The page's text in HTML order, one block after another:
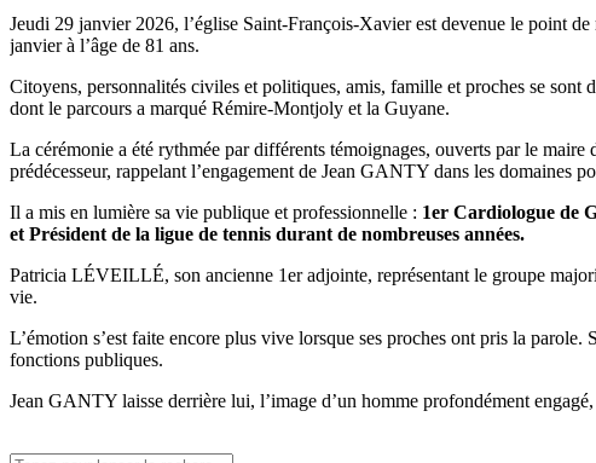
Jeudi 29 janvier 2026, l’église Saint-François-Xavier est devenue le point
janvier à l’âge de 81 ans.
Citoyens, personnalités civiles et politiques, amis, famille et proches se sont
dont le parcours a marqué Rémire-Montjoly et la Guyane.
La cérémonie a été rythmée par différents témoignages, ouverts par le
prédécesseur, rappelant l’engagement de Jean GANTY dans les domaines
Il a mis en lumière sa vie publique et professionnelle : 1er Cardiologue de
et Président de la ligue de tennis durant de nombreuses années.
Patricia LÉVEILLÉ, son ancienne 1er adjointe, représentant le groupe
vie.
L’émotion s’est faite encore plus vive lorsque ses proches ont pris la
fonctions publiques.
Jean GANTY laisse derrière lui, l’image d’un homme profondément